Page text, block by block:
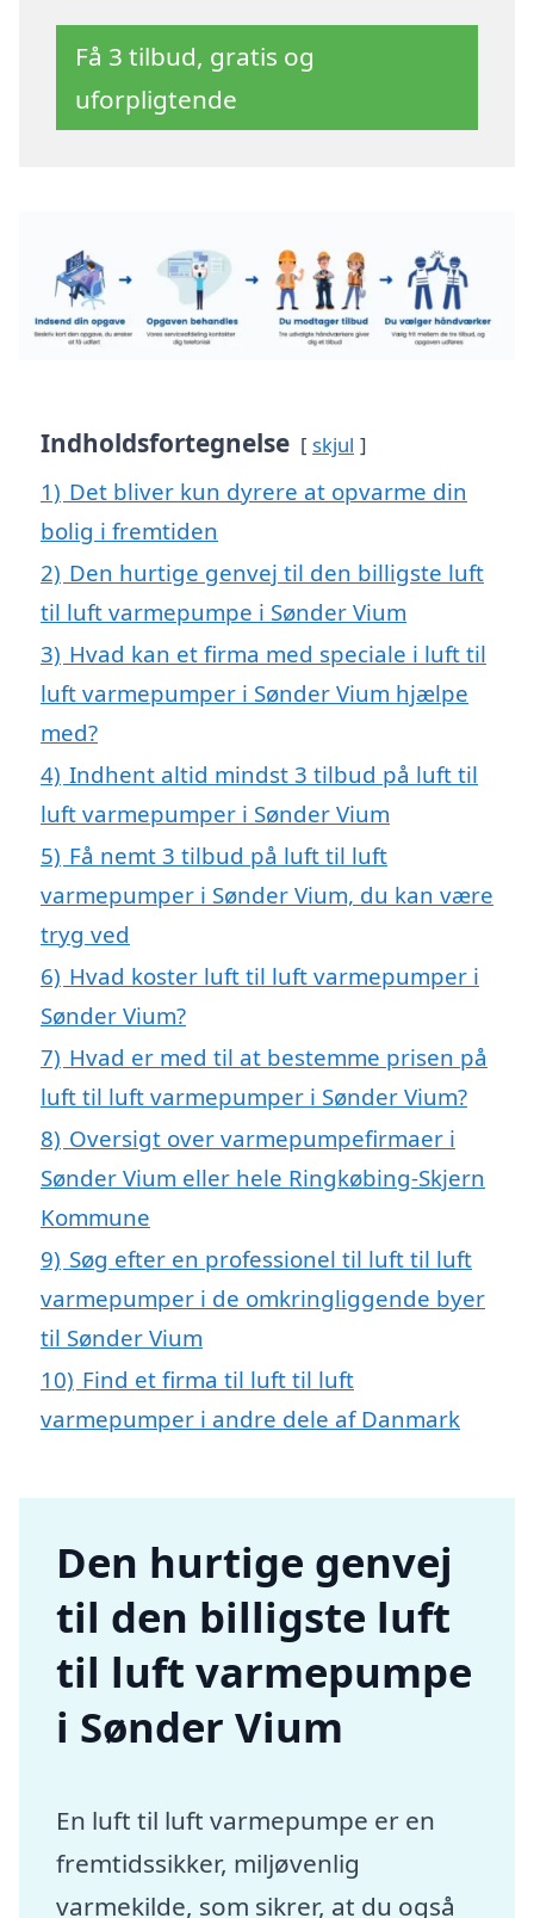
Få 3 tilbud, gratis og
uforpligtende
Indholdsfortegnelse skjul
1) Det bliver kun dyrere at opvarme din
bolig i fremtiden
2) Den hurtige genvej til den billigste luft
til luft varmepumpe i Sønder Vium
3) Hvad kan et firma med speciale i luft til
luft varmepumper i Sønder Vium hjælpe
med?
4) Indhent altid mindst 3 tilbud på luft til
luft varmepumper i Sønder Vium
5) Få nemt 3 tilbud på luft til luft
varmepumper i Sønder Vium, du kan være
tryg ved
6) Hvad koster luft til luft varmepumper i
Sønder Vium?
7) Hvad er med til at bestemme prisen på
luft til luft varmepumper i Sønder Vium?
8) Oversigt over varmepumpefirmaer i
Sønder Vium eller hele Ringkøbing-Skjern
Kommune
9) Søg efter en professionel til luft til luft
varmepumper i de omkringliggende byer
til Sønder Vium
10) Find et firma til luft til luft
varmepumper i andre dele af Danmark
Den hurtige genvej
til den billigste luft
til luft varmepumpe
i Sønder Vium
En luft til luft varmepumpe er en
fremtidssikker, miljøvenlig
varmekilde, som sikrer, at du også